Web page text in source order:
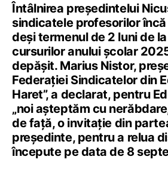
Întâlnirea președintelui
sindicatele profesorilor
deși termenul de 2 luni de
cursurilor anului școlar
depășit. Marius Nistor,
Federației Sindicatelor din
Haret”, a declarat, pentru
„noi așteptăm cu
de față, o invitație din
președinte, pentru a relua
începute pe data de 8